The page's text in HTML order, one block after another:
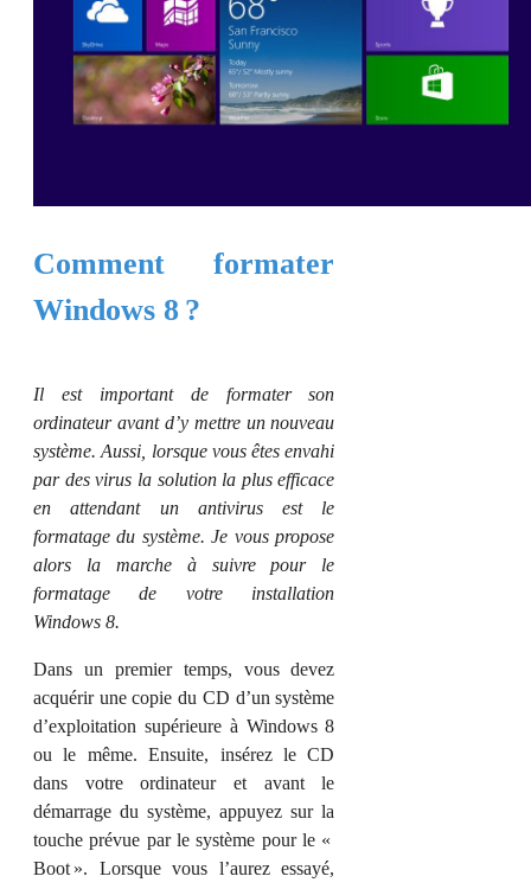
Comment formater
Windows 8 ?
Il est important de formater son
ordinateur avant d’y mettre un nouveau
système. Aussi, lorsque vous êtes envahi
par des virus la solution la plus efficace
en attendant un antivirus est le
formatage du système. Je vous propose
alors la marche à suivre pour le
formatage de votre installation
Windows 8.
Dans un premier temps, vous devez
acquérir une copie du CD d’un système
d’exploitation supérieure à Windows 8
ou le même. Ensuite, insérez le CD
dans votre ordinateur et avant le
démarrage du système, appuyez sur la
touche prévue par le système pour le «
Boot ». Lorsque vous l’aurez essayé,